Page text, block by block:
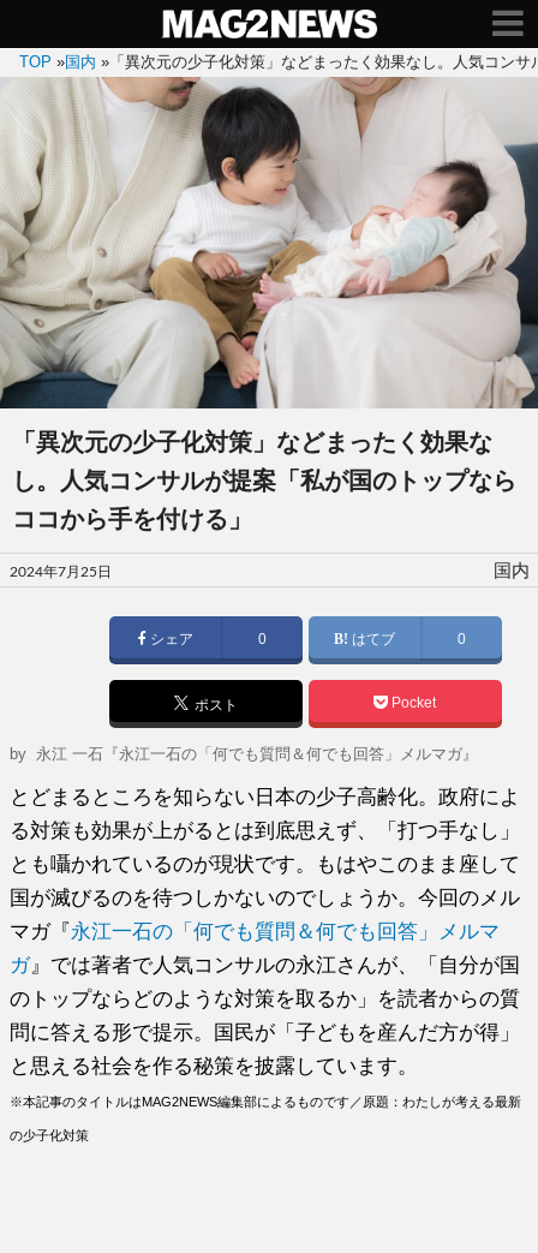
TOP »国内 » 「異次元の少子化対策」などまったく効果なし。人気コン
「異次元の少子化対策」などまったく効果な
し。人気コンサルが提案「私が国のトップなら
ココから手を付ける」
投
稿
2024年7月25日 国内
シェア 0 はてブ 0
ポスト Pocket
by 永江 一石『永江一石の「何でも質問＆何でも回答」メルマガ』
とどまるところを知らない日本の少子高齢化。政府によ
る対策も効果が上がるとは到底思えず、「打つ手なし」
とも囁かれているのが現状です。もはやこのまま座して
国が滅びるのを待つしかないのでしょうか。今回のメル
マガ『永江一石の「何でも質問＆何でも回答」メルマ
ガ』では著者で人気コンサルの永江さんが、「自分が国
のトップならどのような対策を取るか」を読者からの質
問に答える形で提示。国民が「子どもを産んだ方が得」
と思える社会を作る秘策を披露しています。
※本記事のタイトルはMAG2NEWS編集部によるものです／原題：わたしが考える最新
の少子化対策